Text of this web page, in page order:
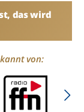
das wird
von: